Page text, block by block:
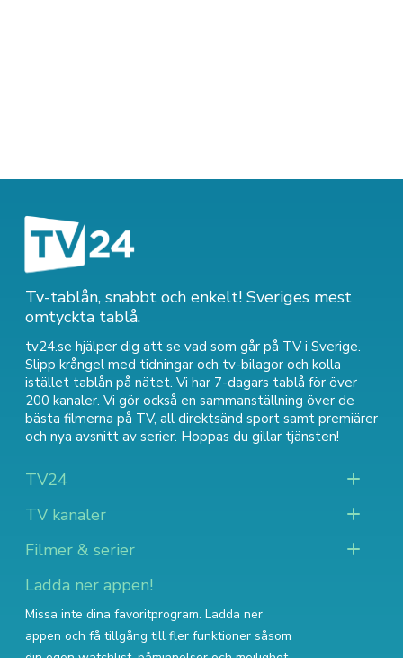
Tv-tablån, snabbt och enkelt! Sveriges mest
omtyckta tablå.
tv24.se hjälper dig att se vad som går på TV i Sverige.
Slipp krångel med tidningar och tv-bilagor och kolla
istället tablån på nätet. Vi har 7-dagars tablå för över
200 kanaler. Vi gör också en sammanställning över de
bästa filmerna på TV, all direktsänd sport samt premiärer
och nya avsnitt av serier. Hoppas du gillar tjänsten!
TV24
TV kanaler
Filmer & serier
Ladda ner appen!
Missa inte dina favoritprogram. Ladda ner
appen och få tillgång till fler funktioner såsom